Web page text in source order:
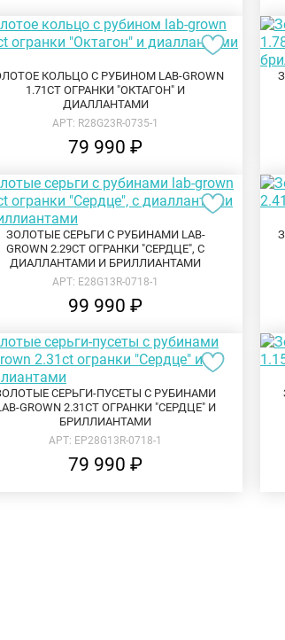
КОЛЬЦО С РУБИНОМ LAB-GROWN
1.71CT ОГРАНКИ "ОКТАГОН" И
ДИАЛЛАНТАМИ
АРТ: R28G23R-0735-1
79 990 ₽
ЗОЛОТЫЕ СЕРЬГИ С РУБИНАМИ LAB-
GROWN 2.29CT ОГРАНКИ "СЕРДЦЕ", С
ДИАЛЛАНТАМИ И БРИЛЛИАНТАМИ
АРТ: E28G13R-0718-1
99 990 ₽
СЕРЬГИ-ПУСЕТЫ С РУБИНАМИ
GROWN 2.31CT ОГРАНКИ "СЕРДЦЕ" И
БРИЛЛИАНТАМИ
АРТ: EP28G13R-0718-1
79 990 ₽